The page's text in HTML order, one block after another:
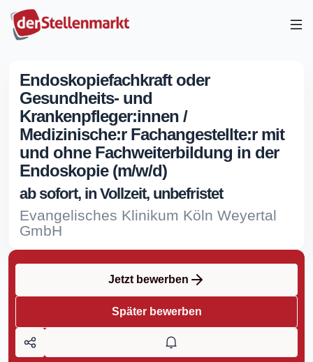
Endoskopiefachkraft oder
Gesundheits- und
Krankenpfleger:innen /
Medizinische:r Fachangestellte:r mit
und ohne Fachweiterbildung in der
Endoskopie (m/w/d)
ab sofort, in Vollzeit, unbefristet
Evangelisches Klinikum Köln Weyertal
GmbH
Jetzt bewerben
Später bewerben